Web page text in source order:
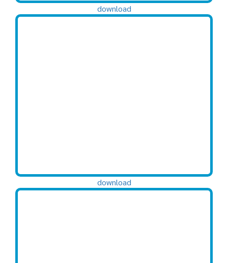
download
download